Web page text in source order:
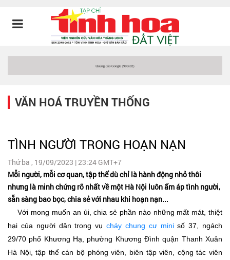
VĂN HOÁ TRUYỀN THỐNG
TÌNH NGƯỜI TRONG HOẠN NẠN
Thứ ba , 19/09/2023 | 23:24 GMT+7
Mỗi người, mỗi cơ quan, tập thể dù chỉ là hành động nhỏ thôi
nhưng là minh chứng rõ nhất về một Hà Nội luôn ấm áp tình người,
sẵn sàng bao bọc, chia sẻ với nhau khi hoạn nạn...
Với mong muốn an ủi, chia sẻ phần nào những mất mát, thiệt
hại của người dân trong vụ cháy chung cư minisố 37, ngách
29/70 phố Khương Hạ , phường Khương Đình quận Thanh Xuân
Hà Nội, tập thể cán bộ phóng viên, biên tập viên, cộng tác viên